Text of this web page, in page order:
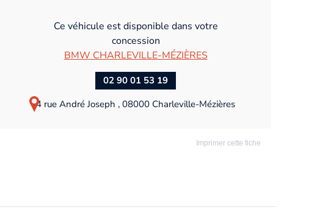
Ce véhicule est disponible dans votre
concession
BMW CHARLEVILLE-MÉZIÈRES
02 90 01 53 19
4 rue André Joseph , 08000 Charleville-Mézières
Imprimer cette fiche